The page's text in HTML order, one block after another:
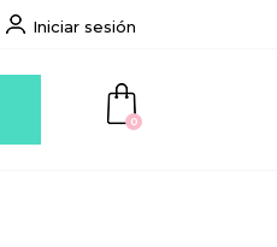
Iniciar sesión
0